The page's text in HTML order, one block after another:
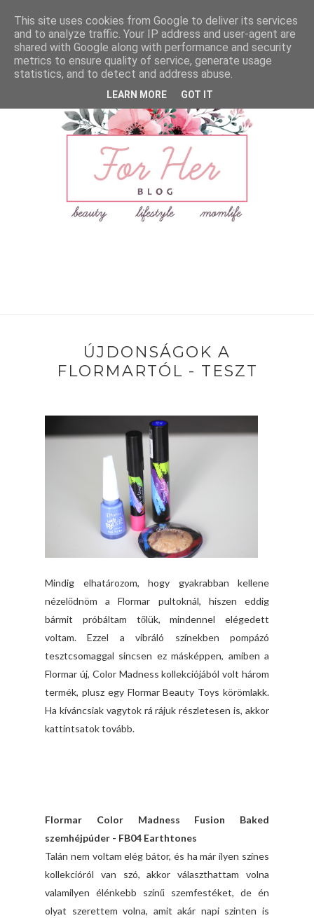
ÚJDONSÁGOK A
FLORMARTÓL - TESZT
Mindig elhatározom, hogy gyakrabban kellene
nézelődnöm a Flormar pultoknál, hiszen eddig
bármit próbáltam tőlük, mindennel elégedett
voltam. Ezzel a vibráló színekben pompázó
tesztcsomaggal sincsen ez másképpen, amiben a
Flormar új, Color Madness kollekciójából volt három
termék, plusz egy Flormar Beauty Toys körömlakk.
Ha kíváncsiak vagytok rá rájuk részletesen is, akkor
kattintsatok tovább.
Flormar Color Madness Fusion Baked
szemhéjpúder - FB04 Earthtones
Talán nem voltam elég bátor, és ha már ilyen színes
kollekcióról van szó, akkor választhattam volna
valamilyen élénkebb színű szemfestéket, de én
olyat szerettem volna, amit akár napi szinten is
This site uses cookies from Google to deliver its services
and to analyze traffic. Your IP address and user-agent are
shared with Google along with performance and security
metrics to ensure quality of service, generate usage
statistics, and to detect and address abuse.
LEARN MORE GOT IT